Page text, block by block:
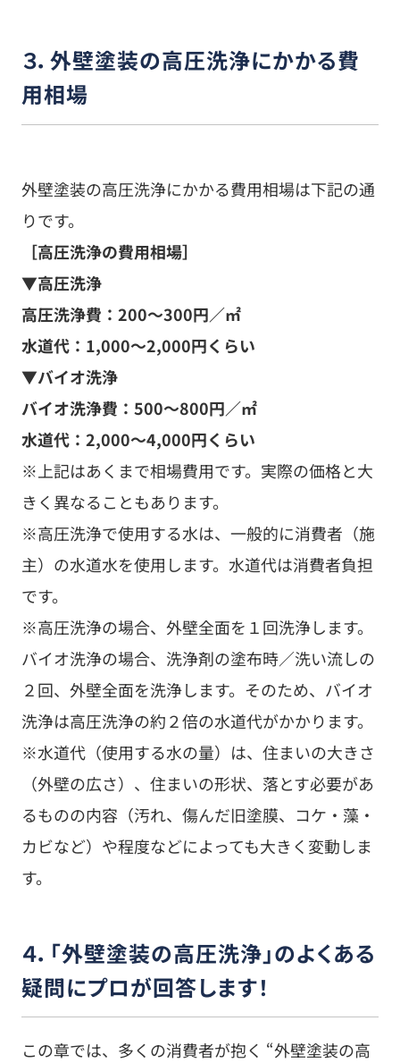
外壁塗装の高圧洗浄にかかる費用相場は下記の通
りです。
［高圧洗浄の費用相場］
高圧洗浄費：200～300円／㎡
水道代：1,000～2,000円くらい
▼バイオ洗浄
バイオ洗浄費：500～800円／㎡
水道代：2,000～4,000円くらい
※上記はあくまで相場費用です。実際の価格と大
きく異なることもあります。
※高圧洗浄で使用する水は、一般的に消費者（施
主）の水道水を使用します。水道代は消費者負担
です。
※高圧洗浄の場合、外壁全面を１回洗浄します。
バイオ洗浄の場合、洗浄剤の塗布時／洗い流しの
２回、外壁全面を洗浄します。そのため、バイオ
洗浄は高圧洗浄の約２倍の水道代がかかります。
※水道代（使用する水の量）は、住まいの大きさ
（外壁の広さ）、住まいの形状、落とす必要があ
るものの内容（汚れ、傷んだ旧塗膜、コケ・藻・
カビなど）や程度などによっても大きく変動しま
す。
４．「外壁塗装の高圧洗浄」のよくある
疑問にプロが回答します！
圧洗浄について疑問” に、プロが丁寧に回答しま
す。